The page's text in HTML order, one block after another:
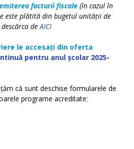
facturii fiscale (în cazul în
este plătită din bugetul unității de
deAICI
le accesați din oferta
pentru anul școlar 2025-
că sunt deschise formularele de
programe acreditate: